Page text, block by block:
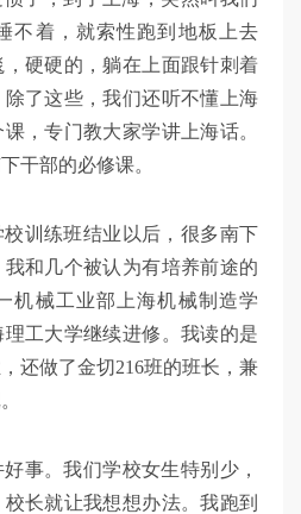
不着，就索性跑到地板上去
硬硬的，躺在上面跟针刺着
了这些，我们还听不懂上海
，专门教大家学讲上海话。
干部的必修课。
训练班结业以后，很多南下
和几个被认为有培养前途的
机械工业部上海机械制造学
工大学继续进修。我读的是
还做了金切216班的班长，兼
事。我们学校女生特别少，
长就让我想想办法。我跑到